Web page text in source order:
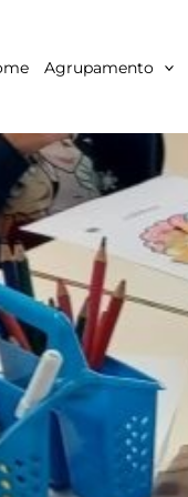
Agrupamento